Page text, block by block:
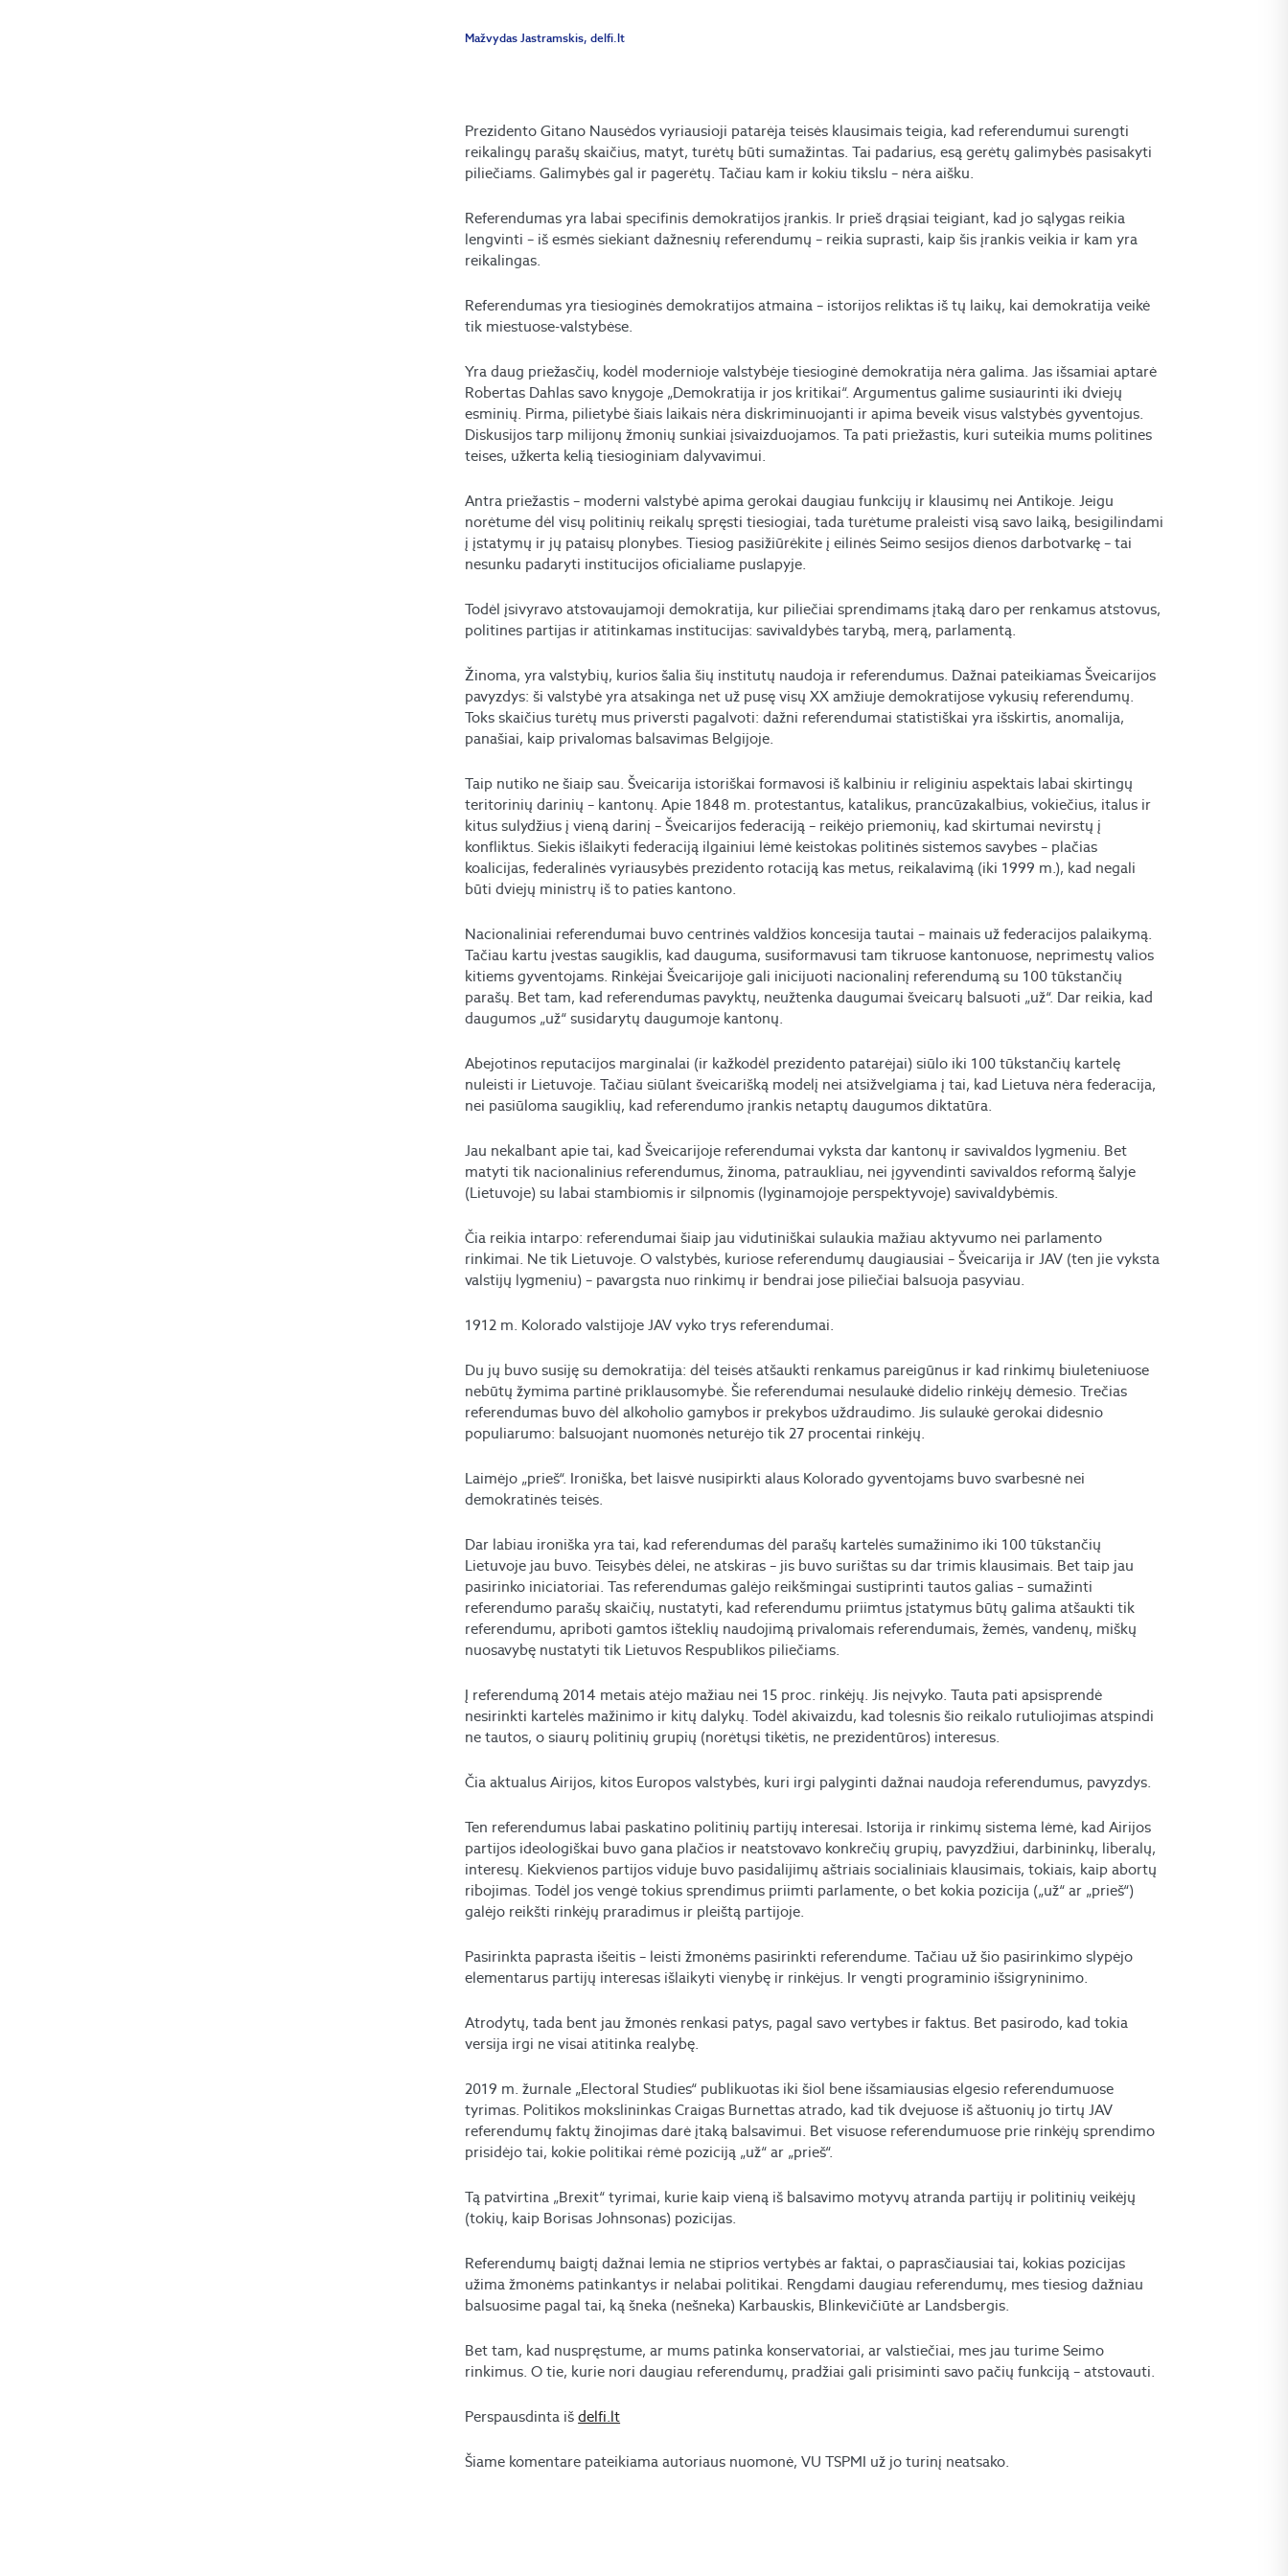
Mažvydas Jastramskis, delfi.lt
Prezidento Gitano Nausėdos vyriausioji patarėja teisės klausimais teigia, kad referendumui surengti
reikalingų parašų skaičius, matyt, turėtų būti sumažintas. Tai padarius, esą gerėtų galimybės pasisakyti
piliečiams. Galimybės gal ir pagerėtų. Tačiau kam ir kokiu tikslu – nėra aišku.
Referendumas yra labai specifinis demokratijos įrankis. Ir prieš drąsiai teigiant, kad jo sąlygas reikia
lengvinti – iš esmės siekiant dažnesnių referendumų – reikia suprasti, kaip šis įrankis veikia ir kam yra
reikalingas.
Referendumas yra tiesioginės demokratijos atmaina – istorijos reliktas iš tų laikų, kai demokratija veikė
tik miestuose-valstybėse.
Yra daug priežasčių, kodėl modernioje valstybėje tiesioginė demokratija nėra galima. Jas išsamiai aptarė
Robertas Dahlas savo knygoje „Demokratija ir jos kritikai“. Argumentus galime susiaurinti iki dviejų
esminių. Pirma, pilietybė šiais laikais nėra diskriminuojanti ir apima beveik visus valstybės gyventojus.
Diskusijos tarp milijonų žmonių sunkiai įsivaizduojamos. Ta pati priežastis, kuri suteikia mums politines
teises, užkerta kelią tiesioginiam dalyvavimui.
Antra priežastis – moderni valstybė apima gerokai daugiau funkcijų ir klausimų nei Antikoje. Jeigu
norėtume dėl visų politinių reikalų spręsti tiesiogiai, tada turėtume praleisti visą savo laiką, besigilindami
į įstatymų ir jų pataisų plonybes. Tiesiog pasižiūrėkite į eilinės Seimo sesijos dienos darbotvarkę – tai
nesunku padaryti institucijos oficialiame puslapyje.
Todėl įsivyravo atstovaujamoji demokratija, kur piliečiai sprendimams įtaką daro per renkamus atstovus,
politines partijas ir atitinkamas institucijas: savivaldybės tarybą, merą, parlamentą.
Žinoma, yra valstybių, kurios šalia šių institutų naudoja ir referendumus. Dažnai pateikiamas Šveicarijos
pavyzdys: ši valstybė yra atsakinga net už pusę visų XX amžiuje demokratijose vykusių referendumų.
Toks skaičius turėtų mus priversti pagalvoti: dažni referendumai statistiškai yra išskirtis, anomalija,
panašiai, kaip privalomas balsavimas Belgijoje.
Taip nutiko ne šiaip sau. Šveicarija istoriškai formavosi iš kalbiniu ir religiniu aspektais labai skirtingų
teritorinių darinių – kantonų. Apie 1848 m. protestantus, katalikus, prancūzakalbius, vokiečius, italus ir
kitus sulydžius į vieną darinį – Šveicarijos federaciją – reikėjo priemonių, kad skirtumai nevirstų į
konfliktus. Siekis išlaikyti federaciją ilgainiui lėmė keistokas politinės sistemos savybes – plačias
koalicijas, federalinės vyriausybės prezidento rotaciją kas metus, reikalavimą (iki 1999 m.), kad negali
būti dviejų ministrų iš to paties kantono.
Nacionaliniai referendumai buvo centrinės valdžios koncesija tautai – mainais už federacijos palaikymą.
Tačiau kartu įvestas saugiklis, kad dauguma, susiformavusi tam tikruose kantonuose, neprimestų valios
kitiems gyventojams. Rinkėjai Šveicarijoje gali inicijuoti nacionalinį referendumą su 100 tūkstančių
parašų. Bet tam, kad referendumas pavyktų, neužtenka daugumai šveicarų balsuoti „už“. Dar reikia, kad
daugumos „už“ susidarytų daugumoje kantonų.
Abejotinos reputacijos marginalai (ir kažkodėl prezidento patarėjai) siūlo iki 100 tūkstančių kartelę
nuleisti ir Lietuvoje. Tačiau siūlant šveicarišką modelį nei atsižvelgiama į tai, kad Lietuva nėra federacija,
nei pasiūloma saugiklių, kad referendumo įrankis netaptų daugumos diktatūra.
Jau nekalbant apie tai, kad Šveicarijoje referendumai vyksta dar kantonų ir savivaldos lygmeniu. Bet
matyti tik nacionalinius referendumus, žinoma, patraukliau, nei įgyvendinti savivaldos reformą šalyje
(Lietuvoje) su labai stambiomis ir silpnomis (lyginamojoje perspektyvoje) savivaldybėmis.
Čia reikia intarpo: referendumai šiaip jau vidutiniškai sulaukia mažiau aktyvumo nei parlamento
rinkimai. Ne tik Lietuvoje. O valstybės, kuriose referendumų daugiausiai – Šveicarija ir JAV (ten jie vyksta
valstijų lygmeniu) – pavargsta nuo rinkimų ir bendrai jose piliečiai balsuoja pasyviau.
1912 m. Kolorado valstijoje JAV vyko trys referendumai.
Du jų buvo susiję su demokratija: dėl teisės atšaukti renkamus pareigūnus ir kad rinkimų biuleteniuose
nebūtų žymima partinė priklausomybė. Šie referendumai nesulaukė didelio rinkėjų dėmesio. Trečias
referendumas buvo dėl alkoholio gamybos ir prekybos uždraudimo. Jis sulaukė gerokai didesnio
populiarumo: balsuojant nuomonės neturėjo tik 27 procentai rinkėjų.
Laimėjo „prieš“. Ironiška, bet laisvė nusipirkti alaus Kolorado gyventojams buvo svarbesnė nei
demokratinės teisės.
Dar labiau ironiška yra tai, kad referendumas dėl parašų kartelės sumažinimo iki 100 tūkstančių
Lietuvoje jau buvo. Teisybės dėlei, ne atskiras – jis buvo surištas su dar trimis klausimais. Bet taip jau
pasirinko iniciatoriai. Tas referendumas galėjo reikšmingai sustiprinti tautos galias – sumažinti
referendumo parašų skaičių, nustatyti, kad referendumu priimtus įstatymus būtų galima atšaukti tik
referendumu, apriboti gamtos išteklių naudojimą privalomais referendumais, žemės, vandenų, miškų
nuosavybę nustatyti tik Lietuvos Respublikos piliečiams.
Į referendumą 2014 metais atėjo mažiau nei 15 proc. rinkėjų. Jis neįvyko. Tauta pati apsisprendė
nesirinkti kartelės mažinimo ir kitų dalykų. Todėl akivaizdu, kad tolesnis šio reikalo rutuliojimas atspindi
ne tautos, o siaurų politinių grupių (norėtųsi tikėtis, ne prezidentūros) interesus.
Čia aktualus Airijos, kitos Europos valstybės, kuri irgi palyginti dažnai naudoja referendumus, pavyzdys.
Ten referendumus labai paskatino politinių partijų interesai. Istorija ir rinkimų sistema lėmė, kad Airijos
partijos ideologiškai buvo gana plačios ir neatstovavo konkrečių grupių, pavyzdžiui, darbininkų, liberalų,
interesų. Kiekvienos partijos viduje buvo pasidalijimų aštriais socialiniais klausimais, tokiais, kaip abortų
ribojimas. Todėl jos vengė tokius sprendimus priimti parlamente, o bet kokia pozicija („už“ ar „prieš“)
galėjo reikšti rinkėjų praradimus ir pleištą partijoje.
Pasirinkta paprasta išeitis – leisti žmonėms pasirinkti referendume. Tačiau už šio pasirinkimo slypėjo
elementarus partijų interesas išlaikyti vienybę ir rinkėjus. Ir vengti programinio išsigryninimo.
Atrodytų, tada bent jau žmonės renkasi patys, pagal savo vertybes ir faktus. Bet pasirodo, kad tokia
versija irgi ne visai atitinka realybę.
2019 m. žurnale „Electoral Studies“ publikuotas iki šiol bene išsamiausias elgesio referendumuose
tyrimas. Politikos mokslininkas Craigas Burnettas atrado, kad tik dvejuose iš aštuonių jo tirtų JAV
referendumų faktų žinojimas darė įtaką balsavimui. Bet visuose referendumuose prie rinkėjų sprendimo
prisidėjo tai, kokie politikai rėmė poziciją „už“ ar „prieš“.
Tą patvirtina „Brexit“ tyrimai, kurie kaip vieną iš balsavimo motyvų atranda partijų ir politinių veikėjų
(tokių, kaip Borisas Johnsonas) pozicijas.
Referendumų baigtį dažnai lemia ne stiprios vertybės ar faktai, o paprasčiausiai tai, kokias pozicijas
užima žmonėms patinkantys ir nelabai politikai. Rengdami daugiau referendumų, mes tiesiog dažniau
balsuosime pagal tai, ką šneka (nešneka) Karbauskis, Blinkevičiūtė ar Landsbergis.
Bet tam, kad nuspręstume, ar mums patinka konservatoriai, ar valstiečiai, mes jau turime Seimo
rinkimus. O tie, kurie nori daugiau referendumų, pradžiai gali prisiminti savo pačių funkciją – atstovauti.
Perspausdinta išdelfi.lt
Šiame komentare pateikiama autoriaus nuomonė, VU TSPMI už jo turinį neatsako.